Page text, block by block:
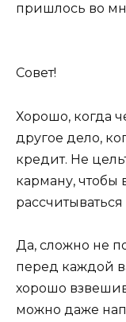
пришлось во
Совет!
Хорошо, когда
другое дело,
кредит. Не
карману,
Да, сложно не
перед каждой
хорошо
можно даже